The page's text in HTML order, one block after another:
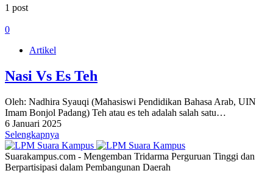
1 post
0
Artikel
Nasi Vs Es Teh
Oleh: Nadhira Syauqi (Mahasiswi Pendidikan Bahasa Arab, UIN
Imam Bonjol Padang) Teh atau es teh adalah salah satu…
6 Januari 2025
Selengkapnya
Suarakampus.com - Mengemban Tridarma Perguruan Tinggi dan
Berpartisipasi dalam Pembangunan Daerah